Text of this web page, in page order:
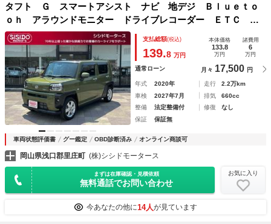
タフト Ｇ スマートアシスト ナビ 地デジ Ｂｌｕｅｔｏ
ｏｈ アラウンドモニター ドライブレコーダー ＥＴＣ シ
ートヒーター ＬＥＤライト フォグランプ スマートキー
クリアランスソナー 純正アルミ 禁煙車
支払総額(税込)
139.8 万円
本体価格
133.8
万円
諸費用
6
万円
通常ローン 月々 17,500 円
年式 2020年 走行
2.2万km
車検
2027年7月 排気
660cc
整備
法定整備付 修復
なし
保証
保証無
車両状態評価書 グー鑑定 OBD診断済み オンライン商談可
岡山県浅口郡里庄町 (株)シシドモータース
まずは在庫確認・見積依頼
無料通話でお問い合わせ
お気に入り
今あなたの他に14人が見ています